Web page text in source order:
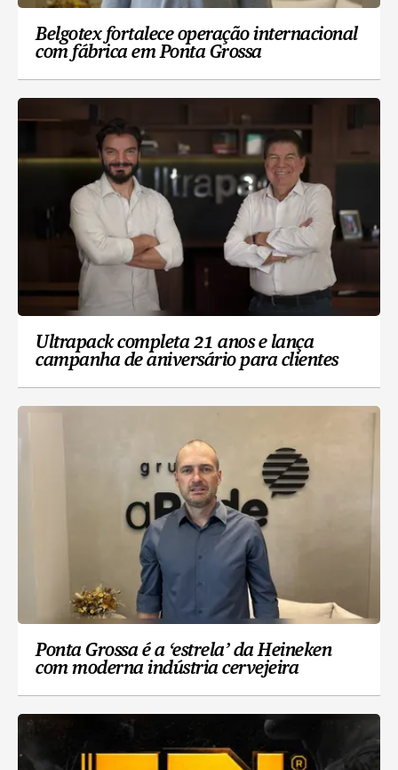
Belgotex fortalece operação internacional
com fábrica em Ponta Grossa
Ultrapack completa 21 anos e lança
campanha de aniversário para clientes
Ponta Grossa é a ‘estrela’ da Heineken
com moderna indústria cervejeira